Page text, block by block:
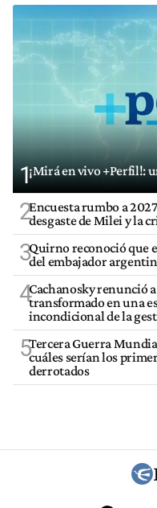
1¡Mirá en vivo +Perfil!:
2Encuesta rumbo a
desgaste de Milei y la
3Quirno reconoció que
del embajador
4Cachanosky renunció
transformado en una
incondicional de la
5Tercera Guerra
cuáles serían los
derrotados